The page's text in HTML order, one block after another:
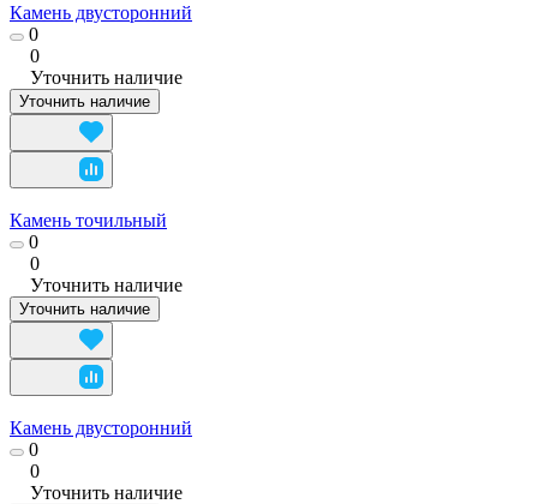
Камень двусторонний
0
0
Уточнить наличие
Уточнить наличие
Камень точильный
0
0
Уточнить наличие
Уточнить наличие
Камень двусторонний
0
0
Уточнить наличие